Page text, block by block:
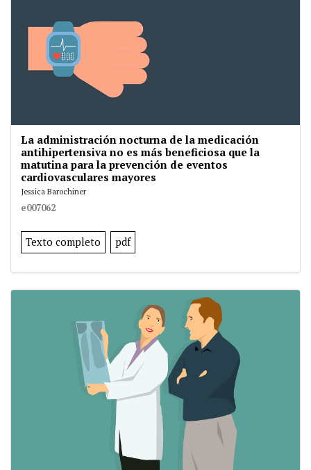
La administración nocturna de la medicación
antihipertensiva no es más beneficiosa que la
matutina para la prevención de eventos
cardiovasculares mayores
Jessica Barochiner
e007062
Texto completo pdf